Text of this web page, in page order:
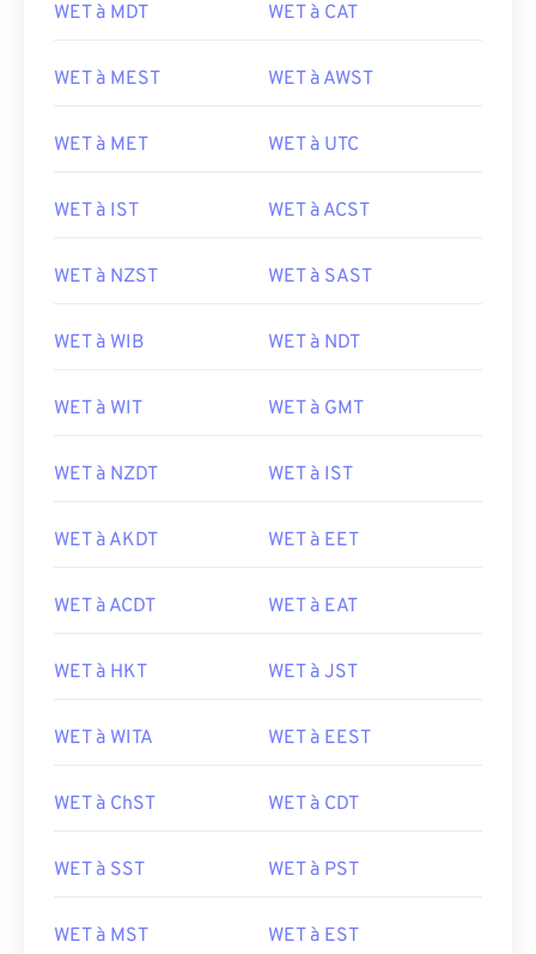
WET à MDT WET à CAT
WET à MEST WET à AWST
WET à MET WET à UTC
WET à IST WET à ACST
WET à NZST WET à SAST
WET à WIB WET à NDT
WET à WIT WET à GMT
WET à NZDT WET à IST
WET à AKDT WET à EET
WET à ACDT WET à EAT
WET à HKT WET à JST
WET à WITA WET à EEST
WET à ChST WET à CDT
WET à SST WET à PST
WET à MST WET à EST